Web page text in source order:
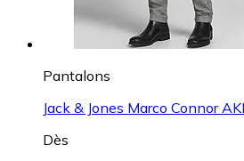
Pantalons
Jack & Jones Marco Connor
Dès